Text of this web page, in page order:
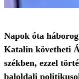
Napok óta
Katalin követheti
székben, ezzel
baloldali